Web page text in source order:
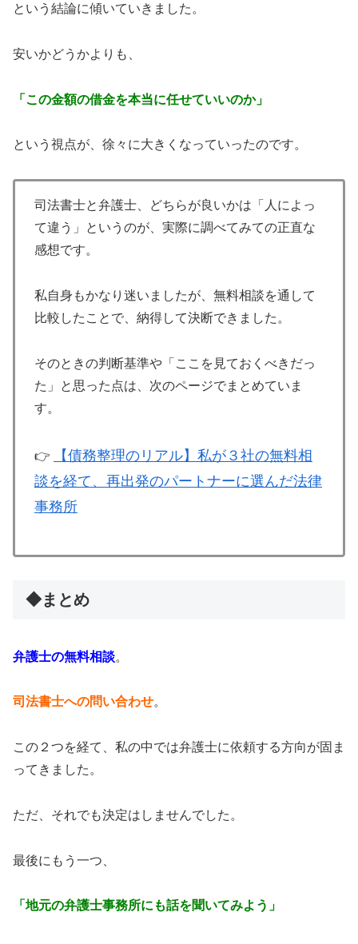
という結論に傾いていきました。
安いかどうかよりも、
「この金額の借金を本当に任せていいのか」
という視点が、徐々に大きくなっていったのです。
司法書士と弁護士、どちらが良いかは「人によっ
て違う」というのが、実際に調べてみての正直な
感想です。
私自身もかなり迷いましたが、無料相談を通して
比較したことで、納得して決断できました。
そのときの判断基準や「ここを見ておくべきだっ
た」と思った点は、次のページでまとめていま
す。
👉
【債務整理のリアル】私が３社の無料相
談を経て、再出発のパートナーに選んだ法律
事務所
◆まとめ
弁護士の無料相談。
司法書士への問い合わせ。
この２つを経て、私の中では弁護士に依頼する方向が固ま
ってきました。
ただ、それでも決定はしませんでした。
最後にもう一つ、
「地元の弁護士事務所にも話を聞いてみよう」